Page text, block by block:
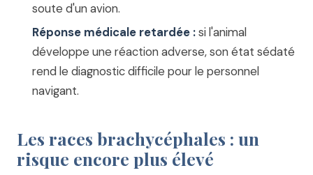
soute d'un avion.
Réponse médicale retardée :si l'animal
développe une réaction adverse, son état sédaté
rend le diagnostic difficile pour le personnel
navigant.
Les races brachycéphales : un
risque encore plus élevé